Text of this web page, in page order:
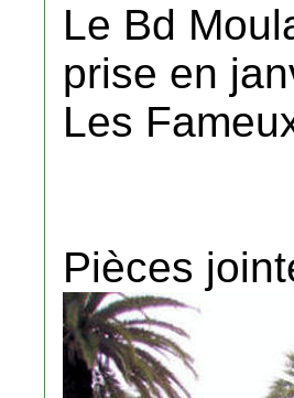
Le Bd
prise en
Les
Pièces